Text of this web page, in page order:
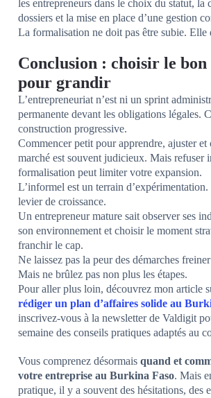
les entrepreneurs dans le choix du statut, la
dossiers et la mise en place d’une gestion
La formalisation ne doit pas être subie. Elle
Conclusion : choisir le
pour grandir
L’entrepreneuriat n’est ni un sprint
permanente devant les obligations légales.
construction progressive.
Commencer petit pour apprendre, ajuster et
marché est souvent judicieux. Mais refuser
formalisation peut limiter votre expansion.
L’informel est un terrain
levier de croissance.
Un entrepreneur mature sait observer ses
son environnement et choisir le moment
franchir le cap.
Ne laissez pas la peur des démarches
Mais ne brûlez pas non plus les étapes.
Pour aller plus loin, découvrez mon article
rédiger un plan d’affaires solide au
inscrivez-vous à la newsletter de Valdigit
semaine des conseils pratiques adaptés au
Vous comprenez désormais quand et
votre entreprise au Burkina Faso. Mais
pratique, il y a souvent des hésitations, des